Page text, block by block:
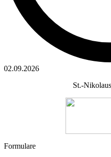
02.09.2026
St.-
Formulare